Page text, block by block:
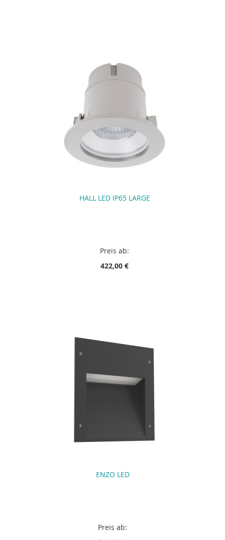
HALL LED IP65 LARGE
Preis ab:
422,00 €
ENZO LED
Preis ab: